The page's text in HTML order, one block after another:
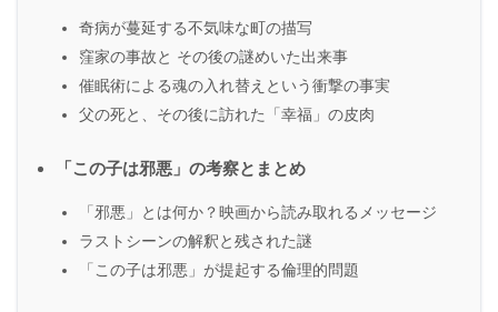
奇病が蔓延する不気味な町の描写
窪家の事故と その後の謎めいた出来事
催眠術による魂の入れ替えという衝撃の事実
父の死と、その後に訪れた「幸福」の皮肉
「この子は邪悪」の考察とまとめ
「邪悪」とは何か？映画から読み取れるメッセージ
ラストシーンの解釈と残された謎
「この子は邪悪」が提起する倫理的問題